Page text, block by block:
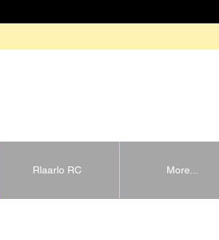
Rlaarlo RC More...